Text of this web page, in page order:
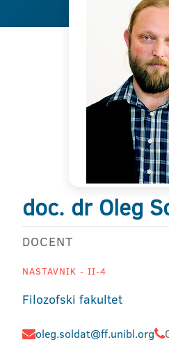
doc. dr Oleg
DOCENT
NASTAVNIK - II-4
Filozofski fakultet
oleg.soldat@ff.unibl.org